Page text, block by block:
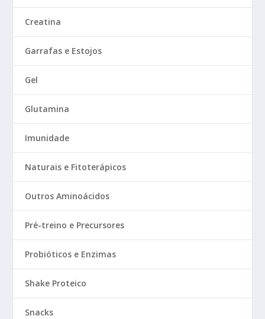
Creatina
Garrafas e Estojos
Gel
Glutamina
Imunidade
Naturais e Fitoterápicos
Outros Aminoácidos
Pré-treino e Precursores
Probióticos e Enzimas
Shake Proteico
Snacks